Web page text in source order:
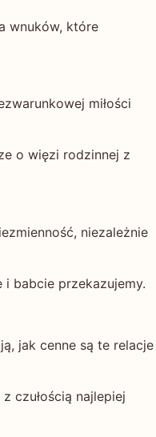
wnuków, które
miłości
o więzi rodzinnej z
niezależnie
babcie przekazujemy.
jak cenne są te relacje
czułością najlepiej